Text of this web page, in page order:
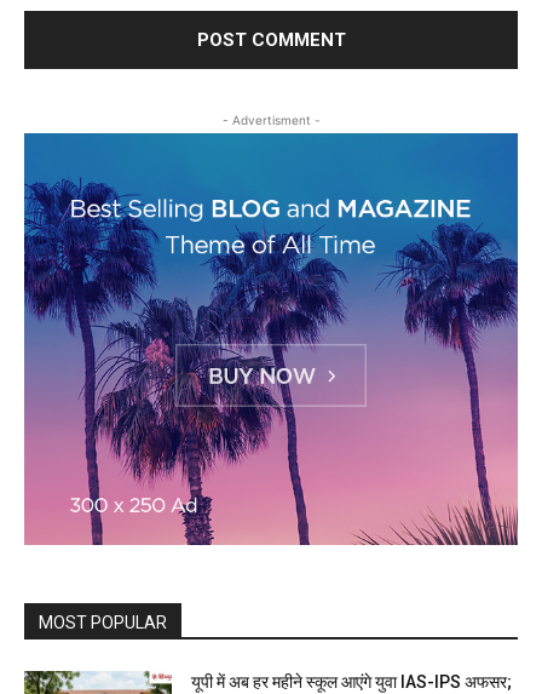
- Advertisment -
MOST POPULAR
यूपी में अब हर महीने स्कूल आएंगे युवा IAS-IPS अफसर;